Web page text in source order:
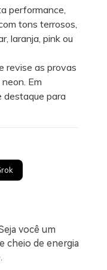
performance,
tons terrosos,
laranja, pink ou
revise as provas
Em
destaque para
você um
cheio de energia